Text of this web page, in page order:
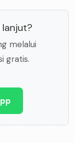
lanjut?
melalui
gratis.